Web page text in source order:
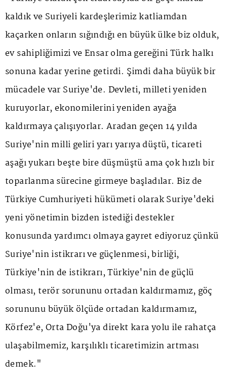
kaldık ve Suriyeli kardeşlerimiz katliamdan
kaçarken onların sığındığı en büyük ülke biz olduk,
ev sahipliğimizi ve Ensar olma gereğini Türk halkı
sonuna kadar yerine getirdi. Şimdi daha büyük bir
mücadele var Suriye'de. Devleti, milleti yeniden
kuruyorlar, ekonomilerini yeniden ayağa
kaldırmaya çalışıyorlar. Aradan geçen 14 yılda
Suriye'nin milli geliri yarı yarıya düştü, ticareti
aşağı yukarı beşte bire düşmüştü ama çok hızlı bir
toparlanma sürecine girmeye başladılar. Biz de
Türkiye Cumhuriyeti hükümeti olarak Suriye'deki
yeni yönetimin bizden istediği destekler
konusunda yardımcı olmaya gayret ediyoruz çünkü
Suriye'nin istikrarı ve güçlenmesi, birliği,
Türkiye'nin de istikrarı, Türkiye'nin de güçlü
olması, terör sorununu ortadan kaldırmamız, göç
sorununu büyük ölçüde ortadan kaldırmamız,
Körfez'e, Orta Doğu'ya direkt kara yolu ile rahatça
ulaşabilmemiz, karşılıklı ticaretimizin artması
demek."